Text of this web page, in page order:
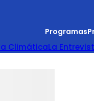
Programas
ClimáticaLa